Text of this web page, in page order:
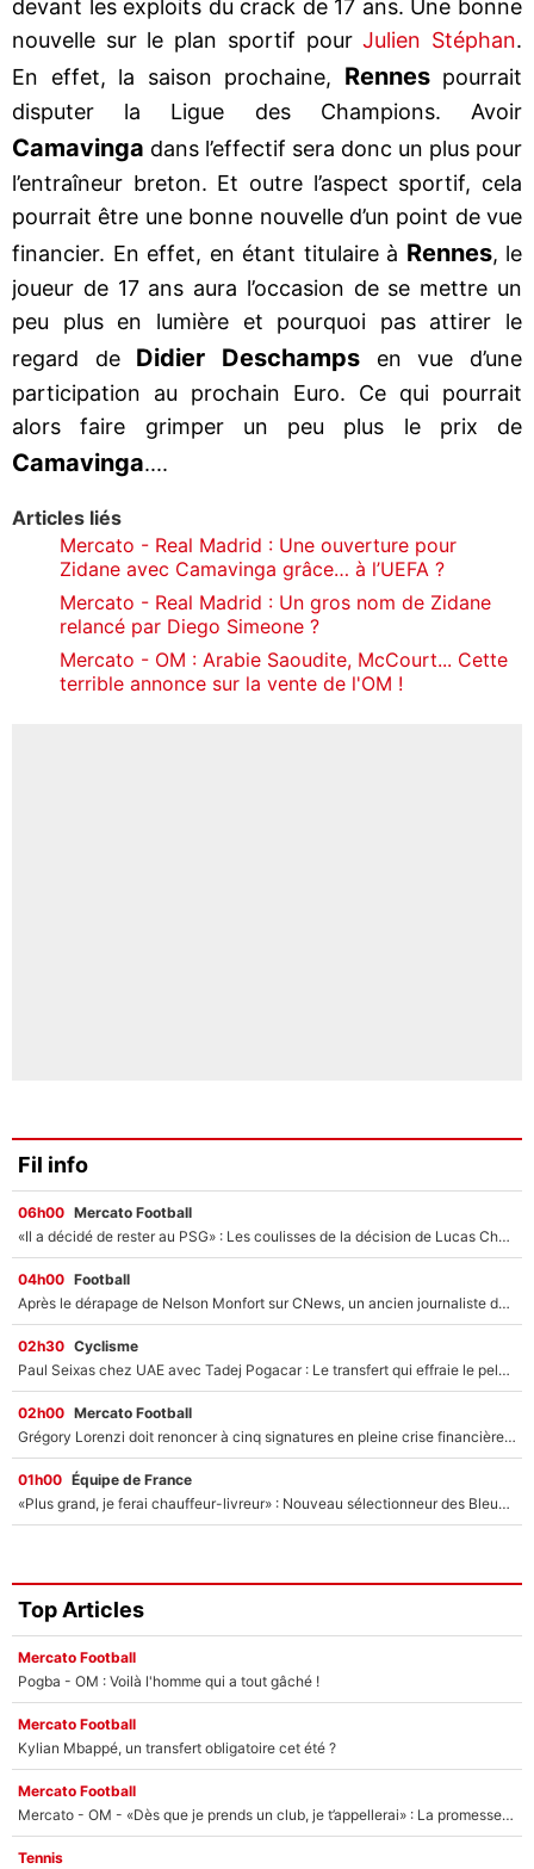
devant les exploits du crack de 17 ans. Une bonne
nouvelle sur le plan sportif pourJulien Stéphan.
En effet, la saison prochaine, Rennespourrait
disputer la Ligue des Champions. Avoir
Camavinga dans l’effectif sera donc un plus pour
l’entraîneur breton. Et outre l’aspect sportif, cela
pourrait être une bonne nouvelle d’un point de vue
financier. En effet, en étant titulaire à Rennes, le
joueur de 17 ans aura l’occasion de se mettre un
peu plus en lumière et pourquoi pas attirer le
regard de Didier Deschamps en vue d’une
participation au prochain Euro. Ce qui pourrait
alors faire grimper un peu plus le prix de
Camavinga....
Articles liés
Mercato - Real Madrid : Une ouverture pour
Zidane avec Camavinga grâce… à l’UEFA ?
Mercato - Real Madrid : Un gros nom de Zidane
relancé par Diego Simeone ?
Mercato - OM : Arabie Saoudite, McCourt... Cette
terrible annonce sur la vente de l'OM !
Fil info
06h00 Mercato Football
«Il a décidé de rester au PSG» : Les coulisses de la décision de Lucas Chevalier pour son transfert
04h00 Football
Après le dérapage de Nelson Monfort sur CNews, un ancien journaliste de France Télévisions relance la polémique sur les incendies en Gironde
02h30 Cyclisme
Paul Seixas chez UAE avec Tadej Pogacar : Le transfert qui effraie le peloton, «c’est la pire des choses qui puisse arriver»
02h00 Mercato Football
Grégory Lorenzi doit renoncer à cinq signatures en pleine crise financière : L’IA propose sept noms à l’OM pour un mercato réussi... à seulement 5M€ !
01h00 Équipe de France
«Plus grand, je ferai chauffeur-livreur» : Nouveau sélectionneur des Bleus, Zinédine Zidane s’était imaginé un avenir très différent lorsqu'il était enfant
Top Articles
Mercato Football
Pogba - OM : Voilà l'homme qui a tout gâché !
Mercato Football
Kylian Mbappé, un transfert obligatoire cet été ?
Mercato Football
Mercato - OM - «Dès que je prends un club, je t’appellerai» : La promesse de Marcelino au moment de claquer la porte
Tennis